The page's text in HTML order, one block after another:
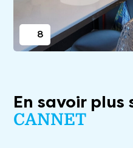
8
En savoir plus
CANNET